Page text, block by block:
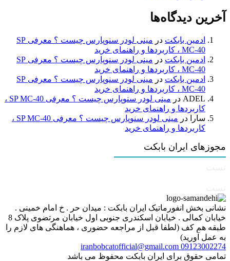
آخرین دیدگاه‌ها
ادمین بابکت در
مینی لودر سنوپارس چیست ؟ معرفی SP
MC-40 ، کاربردها و راهنمای خرید
ادمین بابکت در
مینی لودر سنوپارس چیست ؟ معرفی SP
MC-40 ، کاربردها و راهنمای خرید
ادمین بابکت در
مینی لودر سنوپارس چیست ؟ معرفی SP
MC-40 ، کاربردها و راهنمای خرید
ADEL در
مینی لودر سنوپارس چیست ؟ معرفی SP MC-40 ،
کاربردها و راهنمای خرید
سارا
در
مینی لودر سنوپارس چیست ؟ معرفی SP MC-40 ،
کاربردها و راهنمای خرید
مجوزهای ایران بابکت
نشانی بخش انفورماتیک ایران بابکت : میدان حر . خ امام خمینی .
خیابان کمالی . خیابان اسکندری جنوبی اول خیابان مرتضوی پلاک 8
طبقه هم کف (لطفا قبل از مراجعه حضوری ، هماهنگی های لازم را
به عمل آورید)
09123002274
iranbobcatofficial@gmail.com
تمامی حقوق برای ایران بابکت محفوظ می باشد